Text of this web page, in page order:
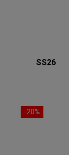
SS26
-20%